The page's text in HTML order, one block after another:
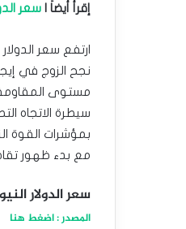
إقرأ أيضاَ | سعر
نجح الزوج في
سيطرة الاتجاه
بمؤشرات القوة
مع بدء ظهور
سعر الدولار
المصدر : اضغط هنا